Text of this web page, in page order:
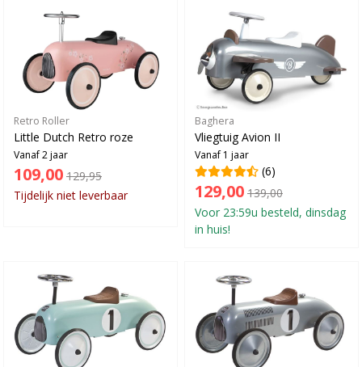
Retro Roller
Little Dutch Retro roze
Vanaf 2 jaar
109,00 129,95
Tijdelijk niet leverbaar
Baghera
Vliegtuig Avion II
Vanaf 1 jaar
(6)
129,00 139,00
Voor 23:59u besteld, dinsdag
in huis!